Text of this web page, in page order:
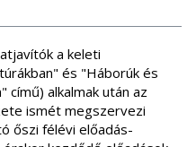
a keleti
és "Háborúk és
című) alkalmak után az
ismét megszervezi
őszi félévi előadás-